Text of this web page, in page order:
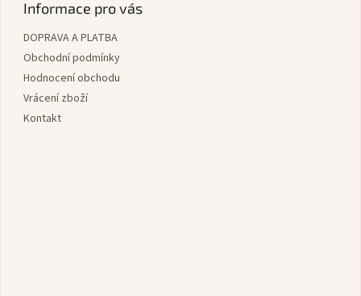
Informace pro vás
DOPRAVA A PLATBA
Obchodní podmínky
Hodnocení obchodu
Vrácení zboží
Kontakt